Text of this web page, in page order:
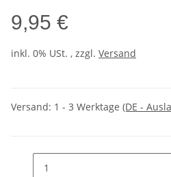
9,95 €
inkl. 0% USt. , zzgl. Versand
Versand: 1 - 3 Werktage (DE -